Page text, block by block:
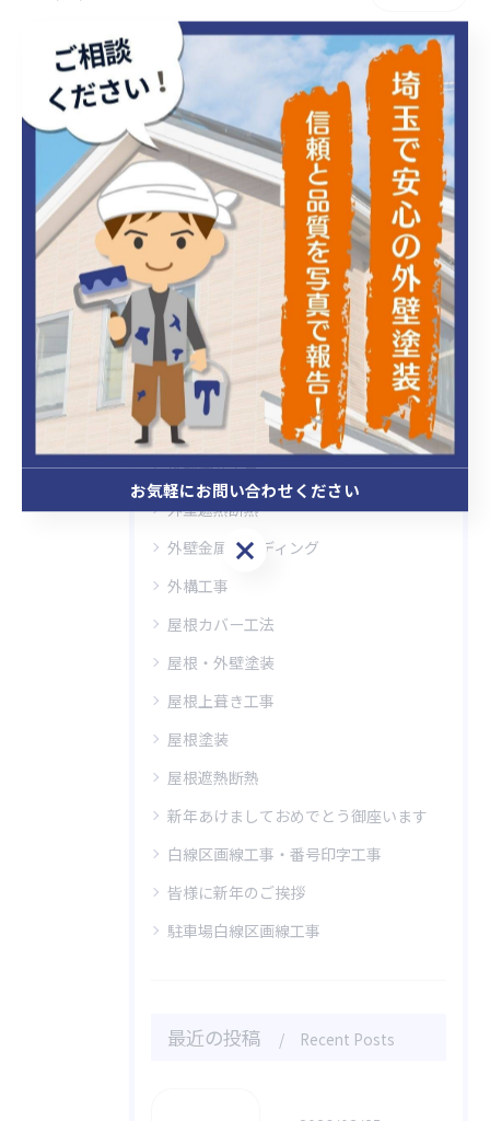
リフォーム時期を逃す理由と適切な判断
2026/01/27
1 2 3 19
カテゴリー Categories
全てのカテゴリー
外壁塗装
外壁塗装工事
外壁遮熱断熱
外壁金属サイディング
外構工事
屋根カバー工法
屋根・外壁塗装
屋根上葺き工事
屋根塗装
屋根遮熱断熱
新年あけましておめでとう御座います
白線区画線工事・番号印字工事
皆様に新年のご挨拶
駐車場白線区画線工事
最近の投稿 Recent Posts
お気軽にお問い合わせください
お気軽にお問い合わせください